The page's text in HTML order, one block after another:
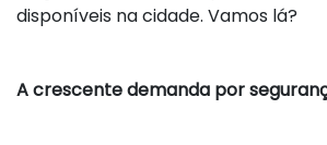
disponíveis na cidade. Vamos lá?
A crescente demanda por